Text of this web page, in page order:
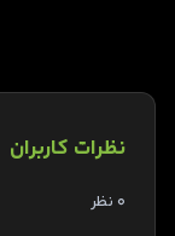
نظرات کاربران
0 نظر